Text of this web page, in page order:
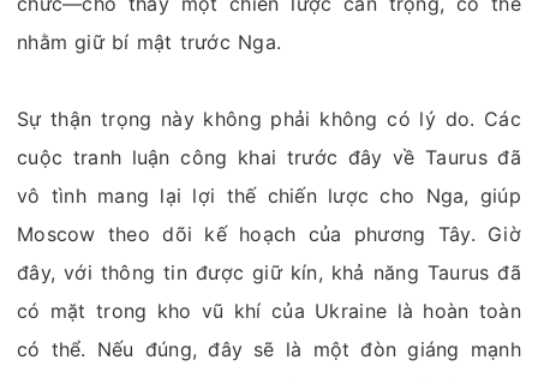
nhằm giữ bí mật trước Nga.
Sự thận trọng này không phải không có lý do. Các
cuộc tranh luận công khai trước đây về Taurus đã
vô tình mang lại lợi thế chiến lược cho Nga, giúp
Moscow theo dõi kế hoạch của phương Tây. Giờ
đây, với thông tin được giữ kín, khả năng Taurus đã
có mặt trong kho vũ khí của Ukraine là hoàn toàn
có thể. Nếu đúng, đây sẽ là một đòn giáng mạnh